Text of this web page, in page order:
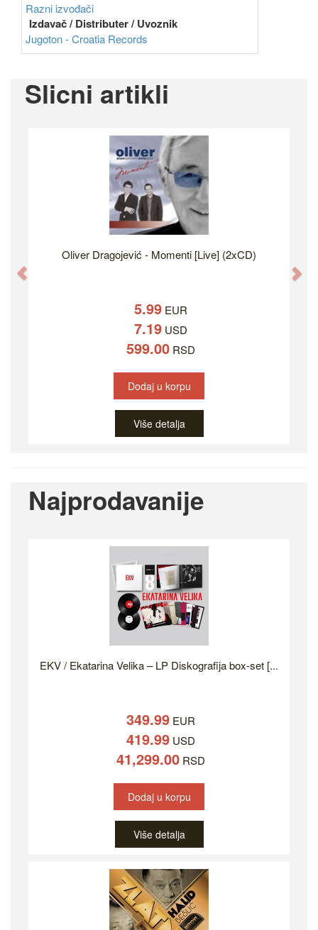
Razni izvođači
Izdavač / Distributer / Uvoznik
Jugoton - Croatia Records
Slicni artikli
Oliver Dragojević - Momenti [Live] (2xCD)
5.99 EUR
7.19 USD
599.00 RSD
Dodaj u korpu
Više detalja
Najprodavanije
EKV / Ekatarina Velika – LP Diskografija box-set [...
349.99 EUR
419.99 USD
41,299.00 RSD
Dodaj u korpu
Više detalja